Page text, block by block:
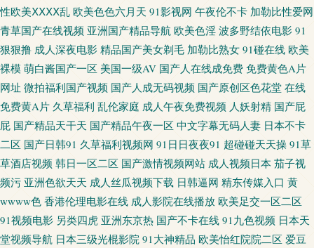
莓 福利网址导航 玖玖精品在线 久热在线精品 国产精品国产 东京热av导航 蜜
芽性爱亚洲 一本道综合色色 99精品99 久久男同 欧美性爱综合楼 午夜社区 操
逼视频不卡 欧美卡久久 一本到高清无码 www五月激情 黄色电影黄址 少妇
超碰社区自拍 国产65页 狼友色五月天 欧美女网站 做爱91官网 超碰碰人人妻
国产在线观看亚毛 六月天AV 午夜影院黄色的 91午夜激情 成人免费在线看 国
产免费情爱视频 久久大香蕉伊人 色宗久久 自拍69 97资源 超碰碰中文 国产性
性欧美ⅩⅩⅩⅩ乱 欧美色色六月天 91影视网 午夜伦不卡 加勒比性爱网
青草国产在线视频 亚洲国产精品导航 欧美色淫 波多野结依电影 91
狠狠撸 成人深夜电影 精品国产美女剃毛 加勒比熟女 91碰在线 欧美
裸模 萌白酱国产一区 美国一级AV 国产人在线成免费 免费黄色A片
网址 微拍福利国产视频 国产人成无码视频 国产原创区色花堂 在线
免费黄A片 久草福利 乱伦家庭 成人午夜免费视频 人妖射精 国产屁
屁 国产精品天干天 国产精品午夜一区 中文字幕无码人妻 日本不卡
二区 国产日韩91 久草福利视频网 91日日夜夜91 超碰碰天天操 91草
草酒店视频 韩日一区二区 国产激情视频网站 成人视频日本 茄子视
频污 亚洲色欲天天 成人丝瓜视频下载 日韩逼网 精东传媒入口 黄
wwww色 香港伦理电影在线 成人影院在线播放 欧美足交一区二区
91视频电影 另类四虎 亚洲东京热 国产不卡在线 91九色视频 日本天
堂视频导航 日本三级光棍影院 91大神精品 欧美怡红院院二区 爱豆